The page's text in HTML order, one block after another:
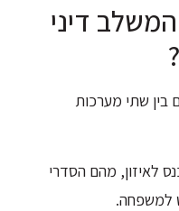
דיני
בין שתי מערכות
לאיזון, מהם הסדרי
למשפחה.